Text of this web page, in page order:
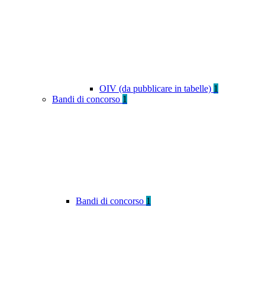
OIV (da pubblicare in tabelle) 1
Bandi di concorso 1
Bandi di concorso 1